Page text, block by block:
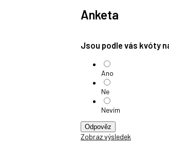
Anketa
Jsou podle vás kvóty
Ano
Ne
Nevím
Odpověz
Zobraz výsledek